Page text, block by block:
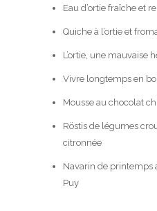
Eau d’ortie fraîche et
Quiche à l’ortie et
L’ortie, une mauvaise
Vivre longtemps en
Mousse au chocolat
Röstis de légumes
citronnée
Navarin de printemps
Puy